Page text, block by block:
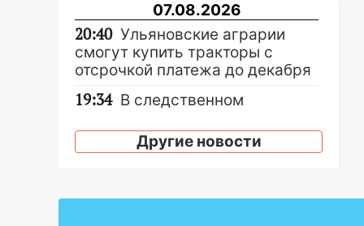
07.08.2026
20:40 Ульяновские аграрии
смогут купить тракторы с
отсрочкой платежа до декабря
19:34 В следственном
торжественное мероприятие,
приуроченное к празднованию
Другие новости